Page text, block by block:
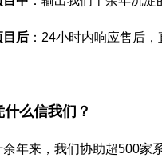
目后 ：24小时内响应售后
什么信我们？
余年来，我们协助超500家